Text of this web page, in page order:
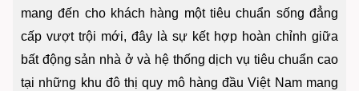
mang đến cho khách hàng một tiêu chuẩn sống đẳng
cấp vượt trội mới, đây là sự kết hợp hoàn chỉnh giữa
bất động sản nhà ở và hệ thống dịch vụ tiêu chuẩn cao
tại những khu đô thị quy mô hàng đầu Việt Nam mang